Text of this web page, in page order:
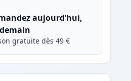
aujourd’hui,
gratuite dès 49 €